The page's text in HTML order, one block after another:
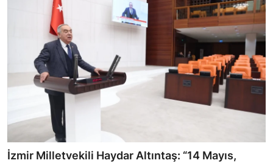
İzmir Milletvekili Haydar Altıntaş: “14 Mayıs,